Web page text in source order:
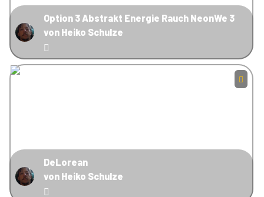
Option 3 Abstrakt Energie Rauch NeonWe 3
von Heiko Schulze
DeLorean
von Heiko Schulze